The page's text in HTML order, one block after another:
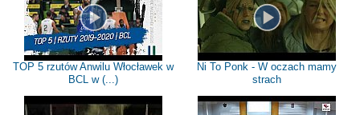
TOP 5 rzutów Anwilu Włocławek w
BCL w (...)
Ni To Ponk - W oczach mamy
strach